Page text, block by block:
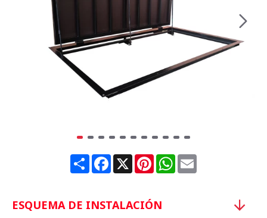
ShareFacebook
X PinterestWhatsApp
Email
ESQUEMA DE INSTALACIÓN